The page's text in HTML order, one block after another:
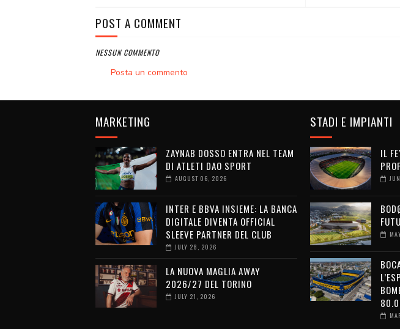
POST A COMMENT
NESSUN COMMENTO
Posta un commento
MARKETING
ZAYNAB DOSSO ENTRA NEL TEAM
DI ATLETI DAO SPORT
AUGUST 06, 2026
INTER E BBVA INSIEME: LA BANCA
DIGITALE DIVENTA OFFICIAL
SLEEVE PARTNER DEL CLUB
JULY 28, 2026
LA NUOVA MAGLIA AWAY
2026/27 DEL TORINO
JULY 21, 2026
STADI E IMPIANTI
IL